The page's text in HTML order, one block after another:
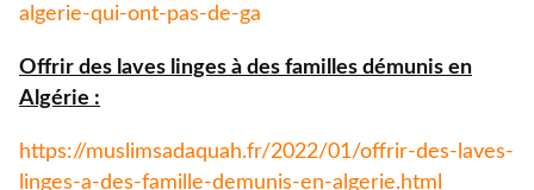
algerie-qui-ont-pas-de-ga
Offrir des laves linges à des familles démunis en
Algérie :
https://muslimsadaquah.fr/2022/01/offrir-des-laves-
linges-a-des-famille-demunis-en-algerie.html